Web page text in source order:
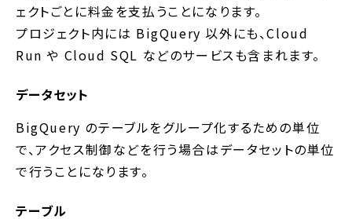
ェクトごとに料金を支払うことになります。
プロジェクト内には BigQuery 以外にも、Cloud
Run や Cloud SQL などのサービスも含まれます。
データセット
BigQuery のテーブルをグループ化するための単位
で、アクセス制御などを行う場合はデータセットの単位
で行うことになります。
テーブル